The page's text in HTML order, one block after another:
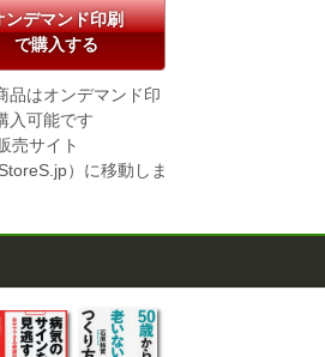
ンデマンド印刷
で購入する
品はオンデマンド印
入可能です
売サイト
）に移動しま